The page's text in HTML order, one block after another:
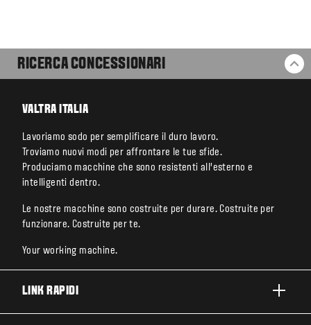
RICERCA CONCESSIONARI
VALTRA ITALIA
Lavoriamo sodo per semplificare il duro lavoro.
Troviamo nuovi modi per affrontare le tue sfide.
Produciamo macchine che sono resistenti all’esterno e
intelligenti dentro.
Le nostre macchine sono costruite per durare. Costruite per
funzionare. Costruite per te.
Your working machine.
LINK RAPIDI